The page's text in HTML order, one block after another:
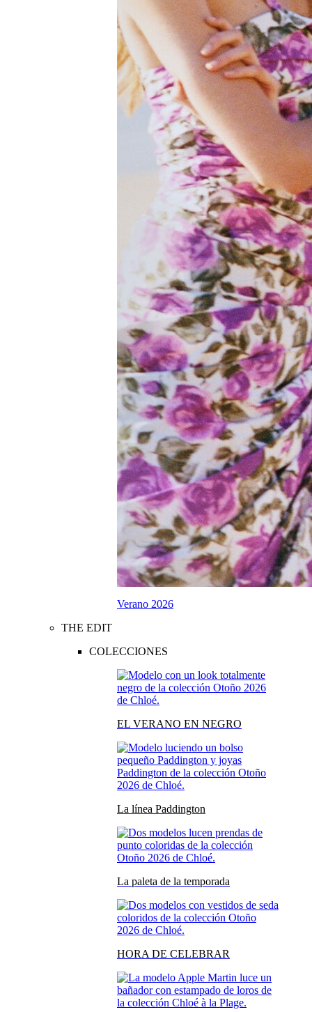
Verano 2026
THE EDIT
COLECCIONES
EL VERANO EN NEGRO
La línea Paddington
La paleta de la temporada
HORA DE CELEBRAR